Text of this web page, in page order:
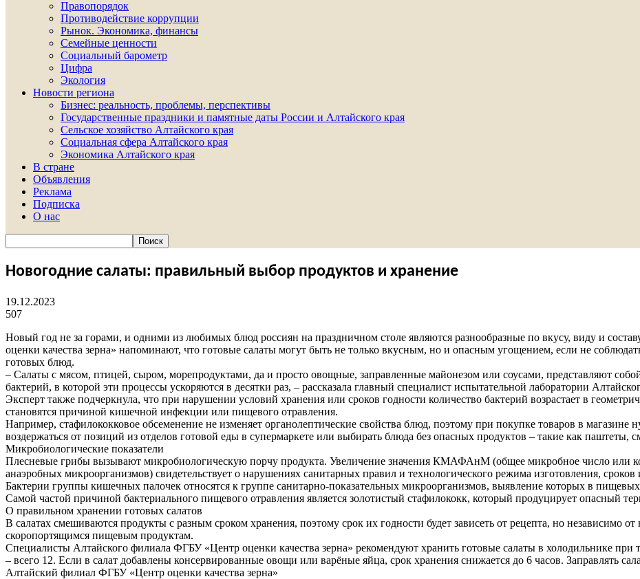
Правопорядок
Противодействие коррупции
Рынок. Экономика, финансы
Семейные ценности
Социальный барометр
Цифра
Экология
Новости региона
Бизнес: реальность, проблемы, перспективы
Государственные праздники и памятные даты России и Алтайского края
Сельское хозяйство Алтайского края
Социальная сфера Алтайского края
Экономика Алтайского края
В стране
Объявления
Реклама
Подписка
О нас
Новогодние салаты: правильный выбор продуктов и хранение
19.12.2023
507
Новый год не за горами, и одними из любимых блюд россиян на праздничном столе являются разнообразные по вкусу, виду и
оценки качества зерна» напоминают, что готовые салаты могут быть не только вкусным, но и опасным угощением, если не
готовых блюд.
– Салаты с мясом, птицей, сыром, морепродуктами, да и просто овощные, заправленные майонезом или соусами, представляют
бактерий, в которой эти процессы ускоряются в десятки раз, – рассказала главный специалист испытательной лаборатории
Эксперт также подчеркнула, что при нарушении условий хранения или сроков годности количество бактерий возрастает в
становятся причиной кишечной инфекции или пищевого отравления.
Например, стафилококковое обсеменение не изменяет органолептические свойства блюд, поэтому при покупке товаров в магазине
воздержаться от позиций из отделов готовой еды в супермаркете или выбирать блюда без опасных продуктов – такие как паштеты,
Микробиологические показатели
Плесневые грибы вызывают микробиологическую порчу продукта. Увеличение значения КМАФАнМ (общее микробное число или
анаэробных микроорганизмов) свидетельствует о нарушениях санитарных правил и технологического режима изготовления,
Бактерии группы кишечных палочек относятся к группе санитарно-показательных микроорганизмов, выявление которых в пищевых
Самой частой причиной бактериального пищевого отравления является золотистый стафилококк, который продуцирует опасный
О правильном хранении готовых салатов
В салатах смешиваются продукты с разным сроком хранения, поэтому срок их годности будет зависеть от рецепта, но независимо
скоропортящимся пищевым продуктам.
Специалисты Алтайского филиала ФГБУ «Центр оценки качества зерна» рекомендуют хранить готовые салаты в холодильнике при
– всего 12. Если в салат добавлены консервированные овощи или варёные яйца, срок хранения снижается до 6 часов. Заправлять
Алтайский филиал ФГБУ «Центр оценки качества зерна»